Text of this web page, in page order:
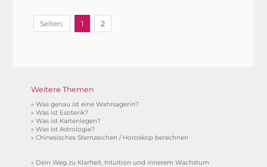
Seiten: 1 2
Weitere Themen
»Was genau ist eine Wahrsagerin?
»Was ist Esoterik?
»Was ist Kartenlegen?
»Was ist Astrologie?
»Chinesisches Sternzeichen / Horoskop berechnen
» Dein Weg zu Klarheit, Intuition und innerem Wachstum